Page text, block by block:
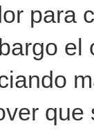
para